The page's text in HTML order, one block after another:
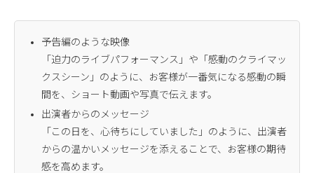
予告編のような映像
「迫力のライブパフォーマンス」や「感動のクライマッ
クスシーン」のように、お客様が一番気になる感動の瞬
間を、ショート動画や写真で伝えます。
出演者からのメッセージ
「この日を、心待ちにしていました」のように、出演者
からの温かいメッセージを添えることで、お客様の期待
感を高めます。